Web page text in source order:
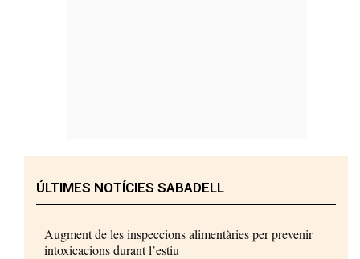
ÚLTIMES NOTÍCIES SABADELL
Augment de les inspeccions alimentàries per prevenir
intoxicacions durant l’estiu